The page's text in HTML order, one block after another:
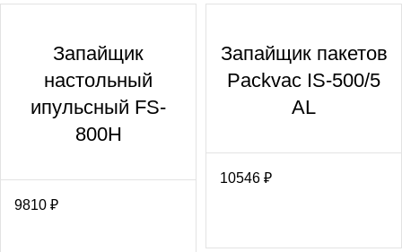
Запайщик
настольный
ипульсный FS-
800Н
9810 ₽
Запайщик пакетов
Packvac IS-500/5
AL
10546 ₽